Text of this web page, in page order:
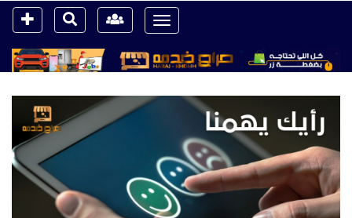
Toggle
navigation